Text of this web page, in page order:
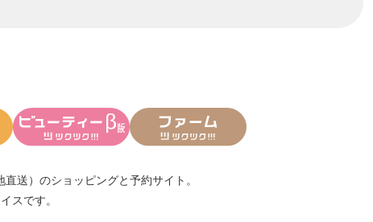
送） のショッピングと予約サイト。
スです。